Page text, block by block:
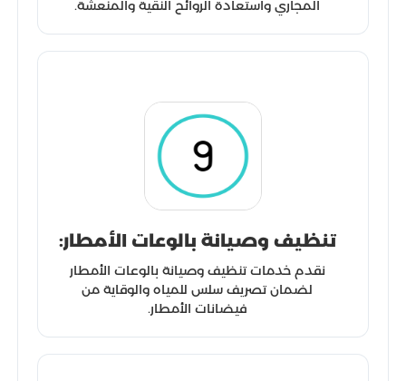
المجاري واستعادة الروائح النقية والمنعشة.
تنظيف وصيانة بالوعات الأمطار:
نقدم خدمات تنظيف وصيانة بالوعات الأمطار
لضمان تصريف سلس للمياه والوقاية من
فيضانات الأمطار.